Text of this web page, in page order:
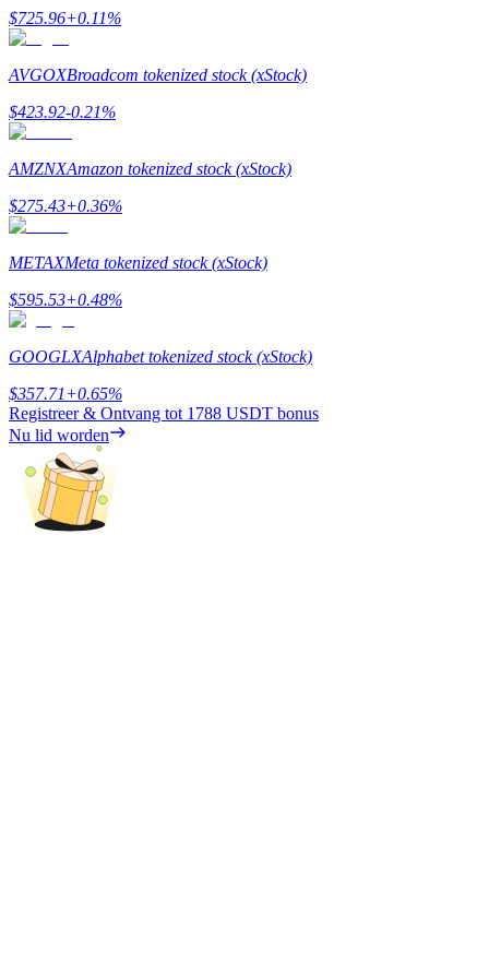
BTC Welcome Rewards
Deposit & Trade BTC to Share 25000 USDT prize pool!
Deposit CASHCAT & Win
Exclusive for BitMart Users
Register & Trade to Win 500,000 USDT
$725.96+0.11%
AVGOXBroadcom tokenized stock (xStock)
$423.92-0.21%
AMZNXAmazon tokenized stock (xStock)
$275.43+0.36%
METAXMeta tokenized stock (xStock)
$595.53+0.48%
GOOGLXAlphabet tokenized stock (xStock)
$357.71+0.65%
Registreer & Ontvang tot 1788 USDT bonus
Nu lid worden